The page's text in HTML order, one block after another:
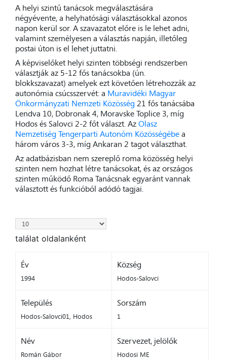
A helyi szintű tanácsok megválasztására
négyévente, a helyhatósági választásokkal azonos
napon kerül sor. A szavazatot előre is le lehet adni,
valamint személyesen a választás napján, illetőleg
postai úton is el lehet juttatni.
A képviselőket helyi szinten többségi rendszerben
választják az 5-12 fős tanácsokba (ún.
blokkszavazat) amelyek ezt követően létrehozzák az
autonómia csúcsszervét: a Muravidéki Magyar
Önkormányzati Nemzeti Közösség 21 fős tanácsába
Lendva 10, Dobronak 4, Moravske Toplice 3, míg
Hodos és Salovci 2-2 főt választ. AzOlasz
Nemzetiség Tengerparti Autonóm Közösségébea
három város 3-3, míg Ankaran 2 tagot választhat.
Az adatbázisban nem szereplő roma közösség helyi
szinten nem hozhat létre tanácsokat, és az országos
szinten működő Roma Tanácsnak egyaránt vannak
választott és funkcióból adódó tagjai.
találat oldalanként
Év
1994
Község
Hodos-Salovci
Település
Hodos-Salovci01, Hodos
Sorszám
1
Név
Román Gábor
Szervezet, jelölők
Hodosi ME